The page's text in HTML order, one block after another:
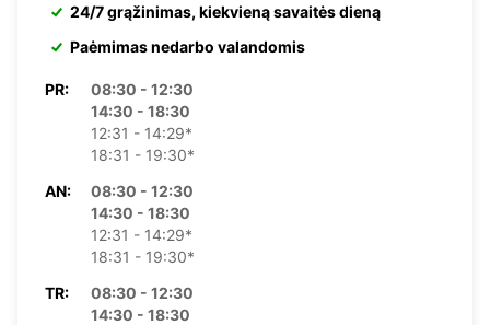
24/7 grąžinimas, kiekvieną savaitės dieną
Paėmimas nedarbo valandomis
PR:
08:30 - 12:30
14:30 - 18:30
12:31 - 14:29*
18:31 - 19:30*
AN:
08:30 - 12:30
14:30 - 18:30
12:31 - 14:29*
18:31 - 19:30*
TR:
08:30 - 12:30
14:30 - 18:30